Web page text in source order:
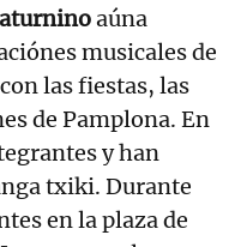
aúna
musicales de
las fiestas, las
de Pamplona. En
y han
txiki. Durante
en la plaza de